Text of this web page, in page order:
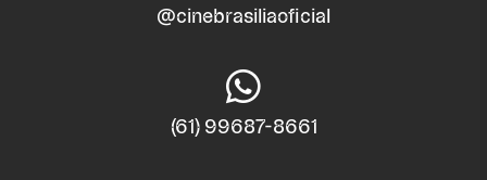
@cinebrasiliaoficial
(61) 99687-8661